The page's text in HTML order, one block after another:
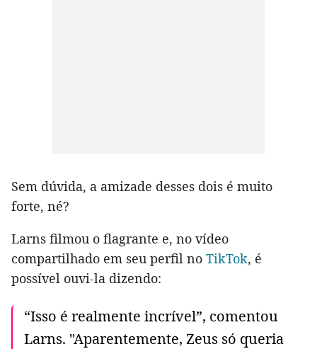
Sem dúvida, a amizade desses dois é muito
forte, né?
Larns filmou o flagrante e, no vídeo
compartilhado em seu perfil no TikTok, é
possível ouvi-la dizendo:
“Isso é realmente incrível”, comentou
Larns. "Aparentemente, Zeus só queria